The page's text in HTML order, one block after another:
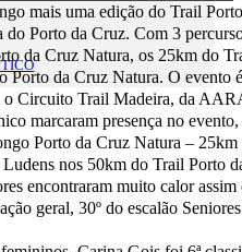
mais uma edição do Trail
do Porto da Cruz. Com 3
da Cruz Natura, os 25km do
Porto da Cruz Natura. O evento
o Circuito Trail Madeira, da
marcaram presença no
Porto da Cruz Natura –
nos 50km do Trail Porto
encontraram muito calor
geral, 30º do escalão